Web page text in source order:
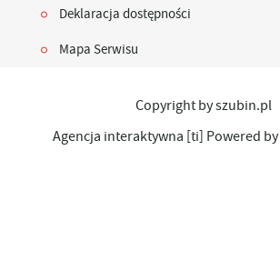
Deklaracja dostępności
Mapa Serwisu
Copyright by szubin.pl
Agencja interaktywna [ti] Powered by